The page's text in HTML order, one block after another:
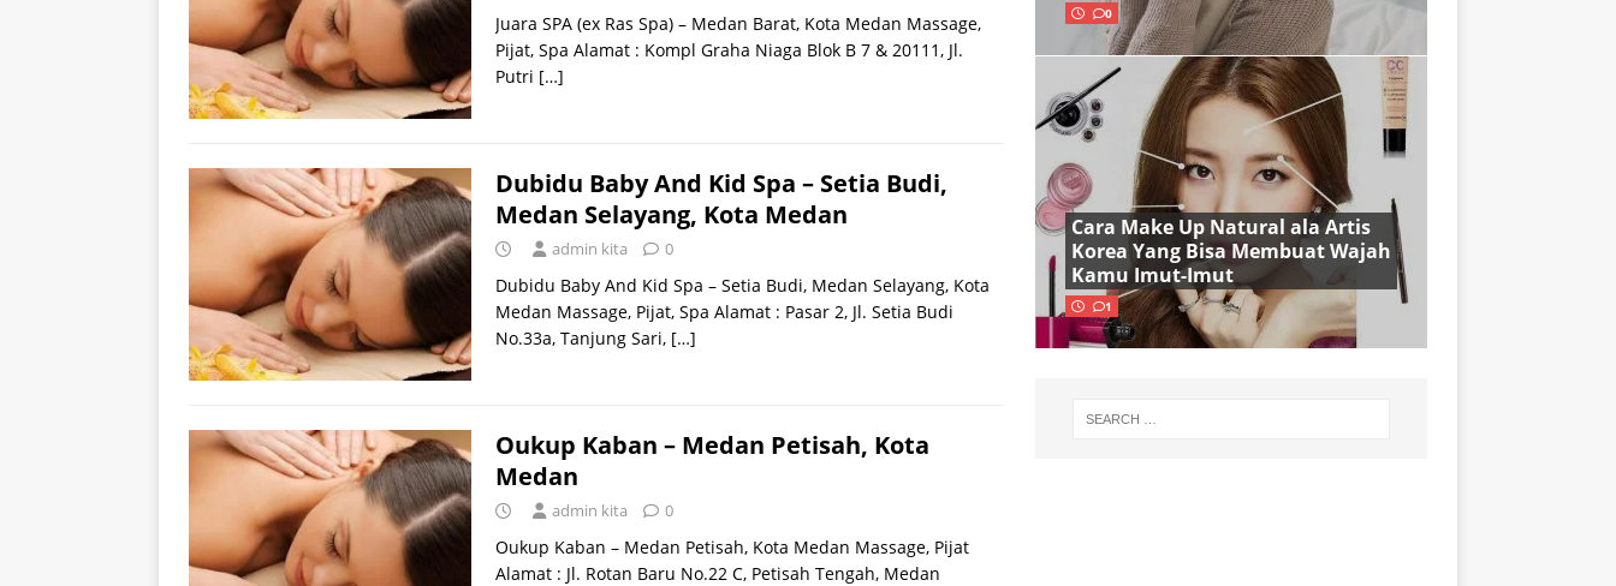
Juara SPA (ex Ras Spa) – Medan Barat, Kota Medan Massage,
Pijat, Spa Alamat : Kompl Graha Niaga Blok B 7 & 20111, Jl.
Putri […]
Dubidu Baby And Kid Spa – Setia Budi,
Medan Selayang, Kota Medan
admin kita 0
Dubidu Baby And Kid Spa – Setia Budi, Medan Selayang, Kota
Medan Massage, Pijat, Spa Alamat : Pasar 2, Jl. Setia Budi
No.33a, Tanjung Sari, […]
Oukup Kaban – Medan Petisah, Kota
Medan
admin kita 0
Oukup Kaban – Medan Petisah, Kota Medan Massage, Pijat
Alamat : Jl. Rotan Baru No.22 C, Petisah Tengah, Medan
0
Cara Make Up Natural ala Artis
Korea Yang Bisa Membuat Wajah
Kamu Imut-Imut
1